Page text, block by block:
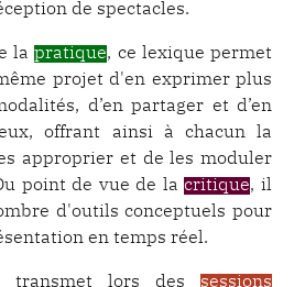
de spectacles.
lapratique, ce lexique permet
projet d'en exprimer plus
d’en partager et d’en
offrant ainsi à chacun la
approprier et de les moduler
point de vue de lacritique, il
d'outils conceptuels pour
en temps réel.
transmet lors des sessions